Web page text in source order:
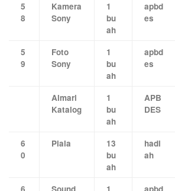
5
8
Kamera
Sony
1
bu
ah
apbd
es
5
9
Foto
Sony
1
bu
ah
apbd
es
Almari
Katalog
1
bu
ah
APB
DES
6
0
Piala
13
bu
ah
hadi
ah